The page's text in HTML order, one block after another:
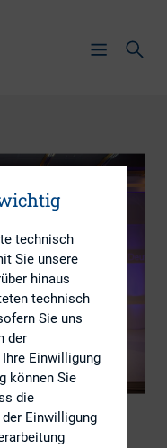
technisch
Sie unsere
hinaus
technisch
Sie uns
der
Einwilligung
können Sie
die
Einwilligung